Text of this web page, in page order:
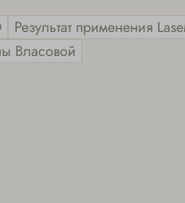
Результат применения
Власовой